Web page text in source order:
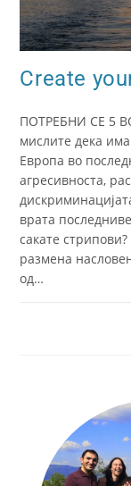
Create
ПОТРЕБНИ СЕ 5
мислите дека
Европа во
агресивноста,
врата
сакате
размена
од…